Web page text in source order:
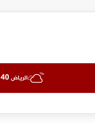
الرياض 40